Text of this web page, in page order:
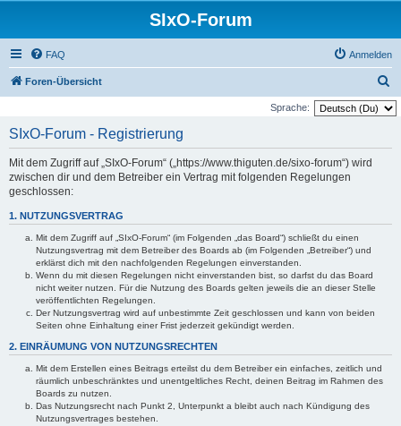
SIxO-Forum
FAQ Anmelden
Foren-Übersicht
u
Sprache:
SIxO-Forum - Registrierung
Mit dem Zugriff auf „SIxO-Forum“ („https://www.thiguten.de/sixo-forum“) wird
zwischen dir und dem Betreiber ein Vertrag mit folgenden Regelungen
geschlossen:
1. NUTZUNGSVERTRAG
Mit dem Zugriff auf „SIxO-Forum“ (im Folgenden „das Board“) schließt du einen
Nutzungsvertrag mit dem Betreiber des Boards ab (im Folgenden „Betreiber“) und
erklärst dich mit den nachfolgenden Regelungen einverstanden.
Wenn du mit diesen Regelungen nicht einverstanden bist, so darfst du das Board
nicht weiter nutzen. Für die Nutzung des Boards gelten jeweils die an dieser Stelle
veröffentlichten Regelungen.
Der Nutzungsvertrag wird auf unbestimmte Zeit geschlossen und kann von beiden
Seiten ohne Einhaltung einer Frist jederzeit gekündigt werden.
2. EINRÄUMUNG VON NUTZUNGSRECHTEN
Mit dem Erstellen eines Beitrags erteilst du dem Betreiber ein einfaches, zeitlich und
räumlich unbeschränktes und unentgeltliches Recht, deinen Beitrag im Rahmen des
Boards zu nutzen.
Das Nutzungsrecht nach Punkt 2, Unterpunkt a bleibt auch nach Kündigung des
Nutzungsvertrages bestehen.